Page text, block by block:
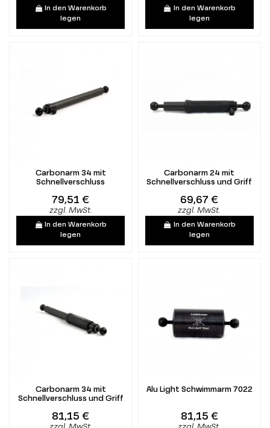
In den Warenkorb
legen
In den Warenkorb
legen
Carbonarm 34 mit
Schnellverschluss
79,51 €
zzgl. MwSt.
In den Warenkorb
legen
Carbonarm 24 mit
Schnellverschluss und Griff
69,67 €
zzgl. MwSt.
In den Warenkorb
legen
Carbonarm 34 mit
Schnellverschluss und Griff
81,15 €
Alu Light Schwimmarm 7022
81,15 €